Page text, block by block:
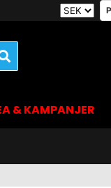
& KAMPANJER